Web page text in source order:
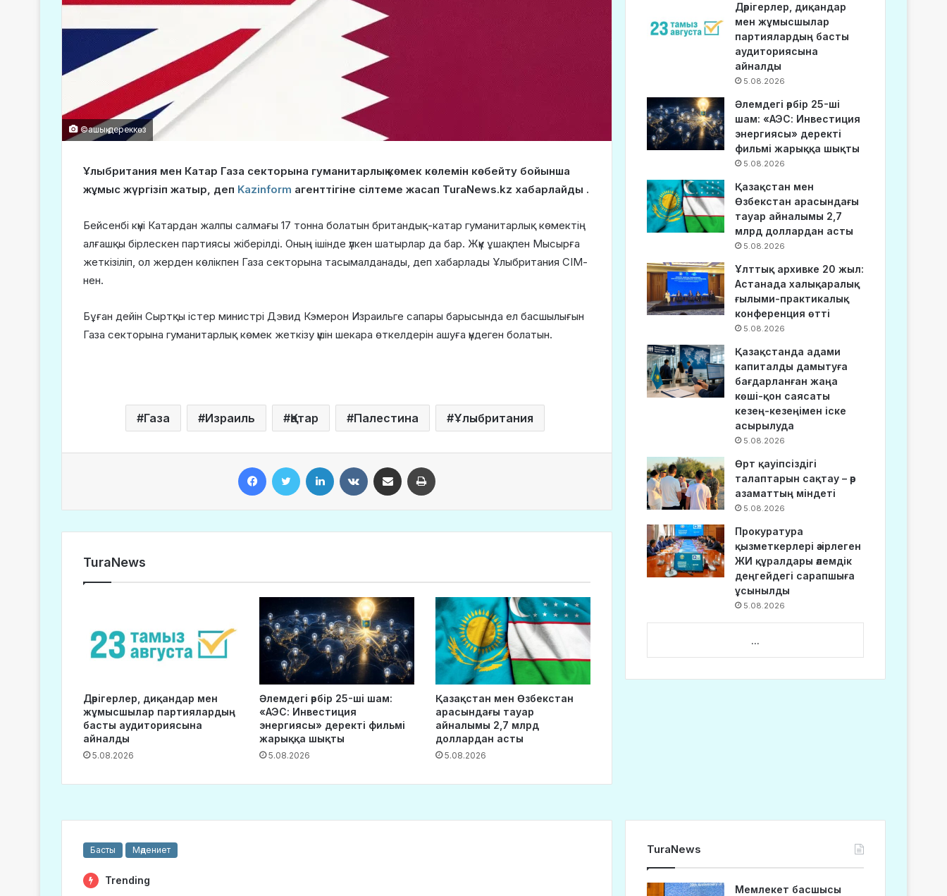
©ашық дереккөз
Ұлыбритания мен Катар Газа секторына гуманитарлық көмек көлемін көбейту бойынша
жұмыс жүргізіп жатыр, деп Kazinform агенттігіне сілтеме жасап TuraNews.kz хабарлайды .
Бейсенбі күні Катардан жалпы салмағы 17 тонна болатын британдық-катар гуманитарлық көмектің
алғашқы бірлескен партиясы жіберілді. Оның ішінде үлкен шатырлар да бар. Жүк ұшақпен Мысырға
жеткізіліп, ол жерден көлікпен Газа секторына тасымалданады, деп хабарлады Ұлыбритания СІМ-
нен.
Бұған дейін Сыртқы істер министрі Дэвид Кэмерон Израильге сапары барысында ел басшылығын
Газа секторына гуманитарлық көмек жеткізу үшін шекара өткелдерін ашуға үндеген болатын.
Газа Израиль Қатар Палестина Ұлыбритания
TuraNews
Дәрігерлер, диқандар мен
жұмысшылар партиялардың
басты аудиториясына
айналды
5.08.2026
Әлемдегі әрбір 25-ші шам:
«АЭС: Инвестиция
энергиясы» деректі фильмі
жарыққа шықты
5.08.2026
Қазақстан мен Өзбекстан
арасындағы тауар
айналымы 2,7 млрд
доллардан асты
5.08.2026
Дәрігерлер, диқандар
мен жұмысшылар
партиялардың басты
аудиториясына
айналды
5.08.2026
Әлемдегі әрбір 25-ші
шам: «АЭС: Инвестиция
энергиясы» деректі
фильмі жарыққа шықты
5.08.2026
Қазақстан мен
Өзбекстан арасындағы
тауар айналымы 2,7
млрд доллардан асты
5.08.2026
Ұлттық архивке 20 жыл:
Астанада халықаралық
ғылыми-практикалық
конференция өтті
5.08.2026
Қазақстанда адами
капиталды дамытуға
бағдарланған жаңа
көші-қон саясаты
кезең-кезеңімен іске
асырылуда
5.08.2026
Өрт қауіпсіздігі
талаптарын сақтау – әр
азаматтың міндеті
5.08.2026
Прокуратура
қызметкерлері әзірлеген
ЖИ құралдары әлемдік
деңгейдегі сарапшыға
ұсынылды
5.08.2026
...